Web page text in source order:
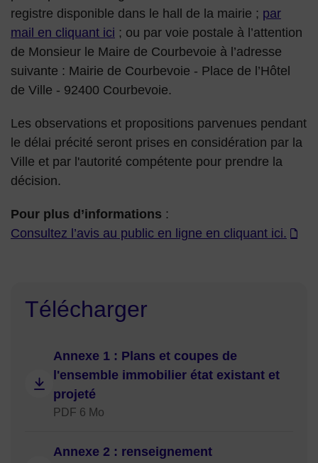
registre disponible dans le hall de la mairie ; par
mail en cliquant ici ; ou par voie postale à l’attention
de Monsieur le Maire de Courbevoie à l’adresse
suivante : Mairie de Courbevoie - Place de l’Hôtel
de Ville - 92400 Courbevoie.
Les observations et propositions parvenues pendant
le délai précité seront prises en considération par la
Ville et par l'autorité compétente pour prendre la
décision.
Pour plus d’informations :
Consultez l’avis au public en ligne en cliquant ici.
Télécharger
Annexe 1 : Plans et coupes de
l'ensemble immobilier état existant et
projeté
PDF 6 Mo
Annexe 2 : renseignement